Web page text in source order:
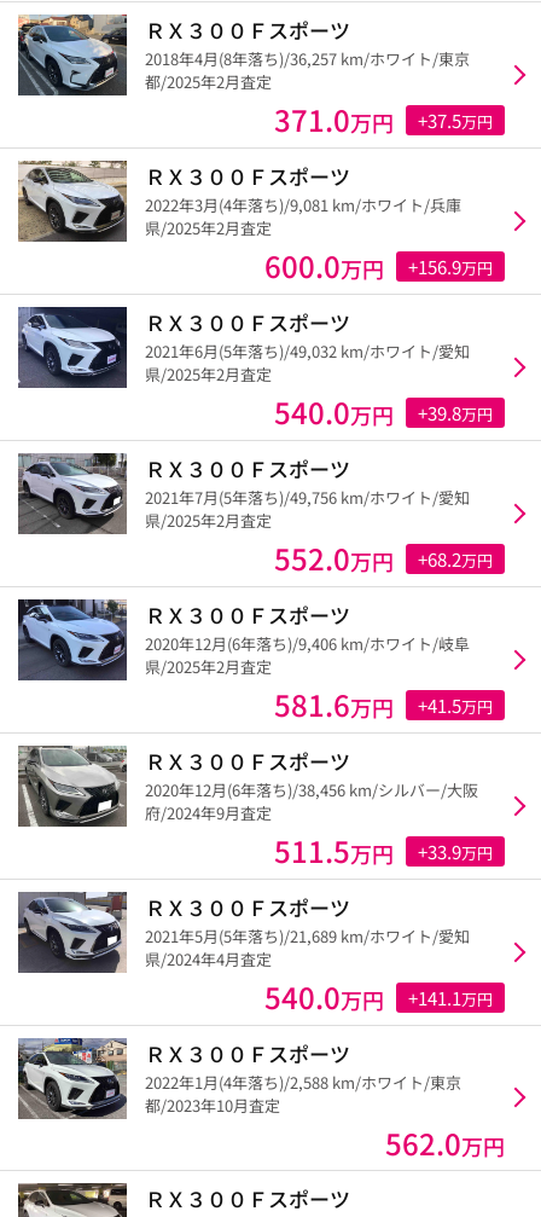
ＲＸ３００Ｆスポーツ
2018年4月(8年落ち)/36,257 km/ホワイト/東京
都/2025年2月査定
371.0万円 +37.5万円
ＲＸ３００Ｆスポーツ
2022年3月(4年落ち)/9,081 km/ホワイト/兵庫
県/2025年2月査定
600.0万円 +156.9万円
ＲＸ３００Ｆスポーツ
2021年6月(5年落ち)/49,032 km/ホワイト/愛知
県/2025年2月査定
540.0万円 +39.8万円
ＲＸ３００Ｆスポーツ
2021年7月(5年落ち)/49,756 km/ホワイト/愛知
県/2025年2月査定
552.0万円 +68.2万円
ＲＸ３００Ｆスポーツ
2020年12月(6年落ち)/9,406 km/ホワイト/岐阜
県/2025年2月査定
581.6万円 +41.5万円
ＲＸ３００Ｆスポーツ
2020年12月(6年落ち)/38,456 km/シルバー/大阪
府/2024年9月査定
511.5万円 +33.9万円
ＲＸ３００Ｆスポーツ
2021年5月(5年落ち)/21,689 km/ホワイト/愛知
県/2024年4月査定
540.0万円 +141.1万円
ＲＸ３００Ｆスポーツ
2022年1月(4年落ち)/2,588 km/ホワイト/東京
都/2023年10月査定
562.0万円
ＲＸ３００Ｆスポーツ